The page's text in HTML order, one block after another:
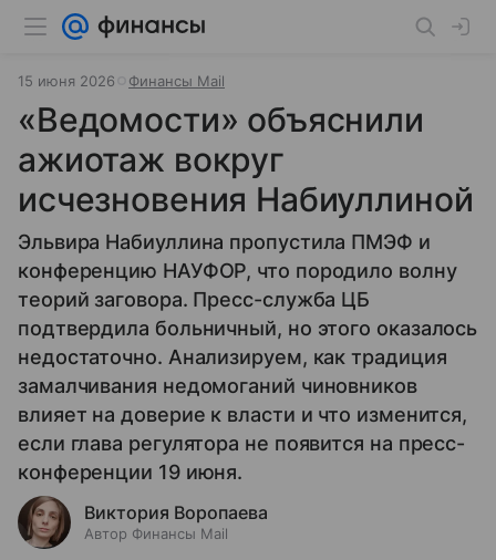
15 июня 2026 Финансы Mail
«Ведомости» объяснили
ажиотаж вокруг
исчезновения Набиуллиной
Эльвира Набиуллина пропустила ПМЭФ и
конференцию НАУФОР, что породило волну
теорий заговора. Пресс-служба ЦБ
подтвердила больничный, но этого оказалось
недостаточно. Анализируем, как традиция
замалчивания недомоганий чиновников
влияет на доверие к власти и что изменится,
если глава регулятора не появится на пресс-
конференции 19 июня.
Виктория Воропаева
Автор Финансы Mail